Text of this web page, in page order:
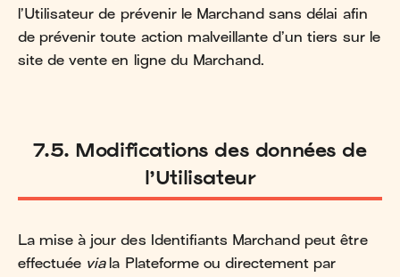
l’Utilisateur de prévenir le Marchand sans délai afin
de prévenir toute action malveillante d’un tiers sur le
site de vente en ligne du Marchand.
7.5. Modifications des données de
l’Utilisateur
La mise à jour des Identifiants Marchand peut être
effectuée via la Plateforme ou directement par